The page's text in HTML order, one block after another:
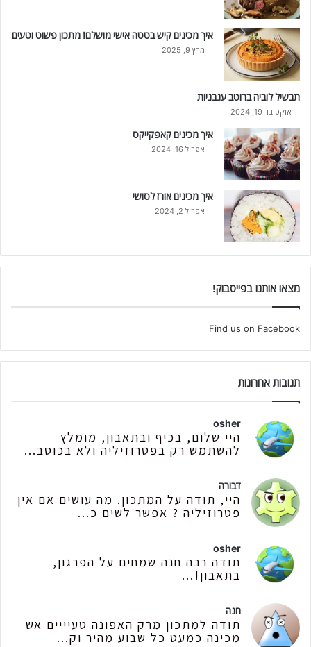
איך מכינים קיש בטטה אישי מושלם! מתכון פשוט וטעים
מרץ 9, 2025
תבשיל לוביה ברוטב עגבניות
אוקטובר 19, 2024
איך מכינים קאפקייקס
אפריל 16, 2024
איך מכינים אורז לסושי
אפריל 2, 2024
מצאו אותנו בפייסבוק!
Find us on Facebook
תגובות אחרונות
osher
היי שלום, בכיף ובתאבון, מומלץ
להשתמש רק בפטרוזיליה ולא בכוסב...
דבורה
היי, תודה על המתכון. מה עושים אם אין
פטרוזיליה ? אפשר לשים כ...
osher
תודה רבה חנה שמחים על הפרגון,
בתאבון!...
חנה
תודה למתכון מרק האפונה טעיייים אש
מכינה כמעט כל שבוע מהיר וק...